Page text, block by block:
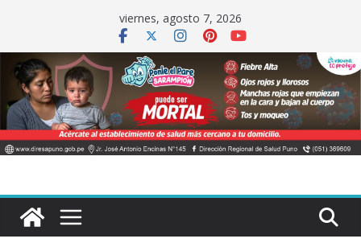
contenido
viernes, agosto 7, 2026